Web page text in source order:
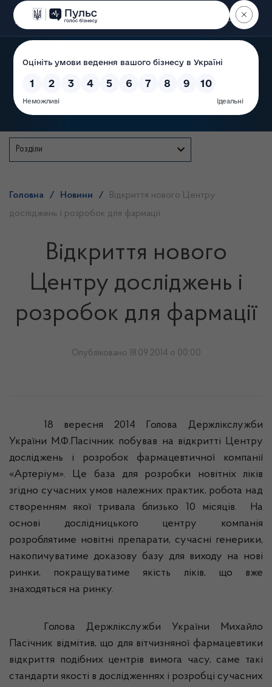
Пошук
Розділи
Головна / Новини /
Відкриття нового Центру
досліджень і розробок для фармації
Відкриття нового
Центру досліджень і
розробок для фармації
Опубліковано 18.09.2014 о 00:00
18 вересня 2014 ГоловаДержлікслужби
України М.Ф.Пасічник побував на відкритті Центру
досліджень і розробок фармацевтичної
компанії
«Артеріум». Це база для розробки новітніх
ліків
згідно сучаснихумов належних практик, робота над
створенням
якої тривала близько 10 місяців.
На
основі
дослідницького центру компанія
розроблятиме новітні препарати, сучасні генерики,
накопичуватиме доказову базу для виходу на нові
ринки, покращуватиме якість ліків, що
вже
знаходяться на ринку.
Голова Держлікслужби України Михайло
Пасічник відмітив, що для вітчизняної фармацевтики
відкриття
подібних центрів вимога часу, саме
такі
стандарти якості в дослідженнях і розробці сучасних